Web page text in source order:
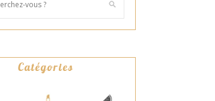
Catégories